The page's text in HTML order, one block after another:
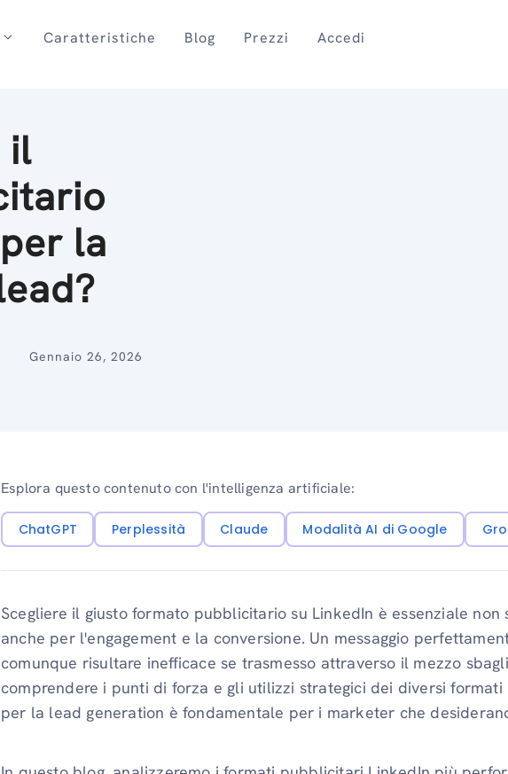
Caratteristiche Blog Prezzi Accedi
il
la
Gennaio 26, 2026
Esplora questo contenuto con l'intelligenza artificiale:
ChatGPT Perplessità Claude Modalità AI di Google
Scegliere il giusto formato pubblicitario su LinkedIn è essenziale
anche per l'engagement e la conversione. Un messaggio
comunque risultare inefficace se trasmesso attraverso il mezzo
comprendere i punti di forza e gli utilizzi strategici dei diversi
per la lead generation è fondamentale per i marketer che